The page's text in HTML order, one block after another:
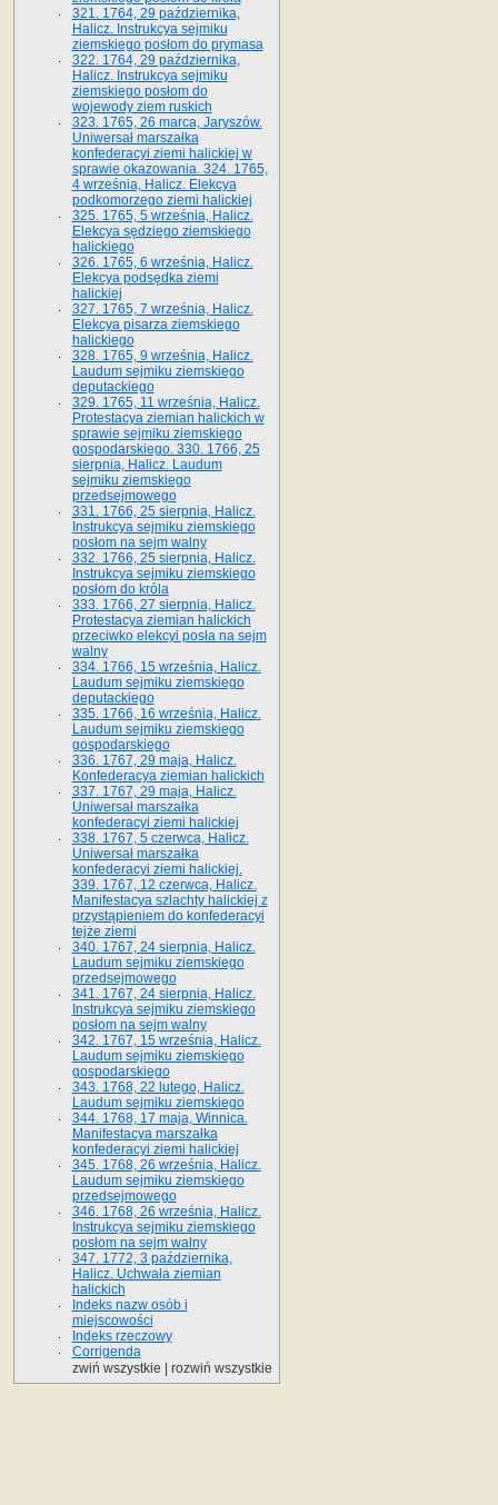
321. 1764, 29 października,
Halicz. Instrukcya sejmiku
ziemskiego posłom do prymasa
322. 1764, 29 października,
Halicz. Instrukcya sejmiku
ziemskiego posłom do
wojewody ziem ruskich
323. 1765, 26 marca, Jaryszów.
Uniwersał marszałka
konfederacyi ziemi halickiej w
sprawie okazowania. 324. 1765,
4 września, Halicz. Elekcya
podkomorzego ziemi halickiej
325. 1765, 5 września, Halicz.
Elekcya sędziego ziemskiego
halickiego
326. 1765, 6 września, Halicz.
Elekcya podsędka ziemi
halickiej
327. 1765, 7 września, Halicz.
Elekcya pisarza ziemskiego
halickiego
328. 1765, 9 września, Halicz.
Laudum sejmiku ziemskiego
deputackiego
329. 1765, 11 września, Halicz.
Protestacya ziemian halickich w
sprawie sejmiku ziemskiego
gospodarskiego. 330. 1766, 25
sierpnia, Halicz. Laudum
sejmiku ziemskiego
przedsejmowego
331. 1766, 25 sierpnia, Halicz.
Instrukcya sejmiku ziemskiego
posłom na sejm walny
332. 1766, 25 sierpnia, Halicz.
Instrukcya sejmiku ziemskiego
posłom do króla
333. 1766, 27 sierpnia, Halicz.
Protestacya ziemian halickich
przeciwko elekcyi posła na sejm
walny
334. 1766, 15 września, Halicz.
Laudum sejmiku ziemskiego
deputackiego
335. 1766, 16 września, Halicz.
Laudum sejmiku ziemskiego
gospodarskiego
336. 1767, 29 maja, Halicz.
Konfederacya ziemian halickich
337. 1767, 29 maja, Halicz.
Uniwersał marszałka
konfederacyi ziemi halickiej
338. 1767, 5 czerwca, Halicz.
Uniwersał marszałka
konfederacyi ziemi halickiej.
339. 1767, 12 czerwca, Halicz.
Manifestacya szlachty halickiej z
przystąpieniem do konfederacyi
tejże ziemi
340. 1767, 24 sierpnia, Halicz.
Laudum sejmiku ziemskiego
przedsejmowego
341. 1767, 24 sierpnia, Halicz.
Instrukcya sejmiku ziemskiego
posłom na sejm walny
342. 1767, 15 września, Halicz.
Laudum sejmiku ziemskiego
gospodarskiego
343. 1768, 22 lutego, Halicz.
Laudum sejmiku ziemskiego
344. 1768, 17 maja, Winnica.
Manifestacya marszałka
konfederacyi ziemi halickiej
345. 1768, 26 września, Halicz.
Laudum sejmiku ziemskiego
przedsejmowego
346. 1768, 26 września, Halicz.
Instrukcya sejmiku ziemskiego
posłom na sejm walny
347. 1772, 3 października,
Halicz. Uchwała ziemian
halickich
Indeks nazw osób i
miejscowości
Indeks rzeczowy
Corrigenda
zwiń wszystkie
rozwiń wszystkie